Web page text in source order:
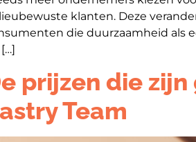
klanten. Deze
die duurzaamheid als
prijzen die
Team